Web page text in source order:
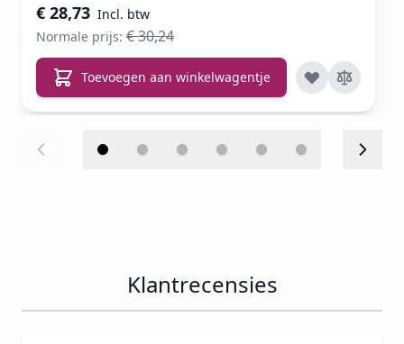
€ 28,73
Normale prijs: € 30,24
Toevoegen aan winkelwagentje
Klantrecensies